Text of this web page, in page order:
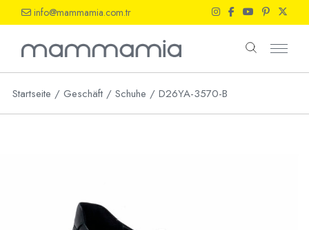
the
info@mammamia.com.tr
Startseite Geschäft Schuhe D26YA-3570-B